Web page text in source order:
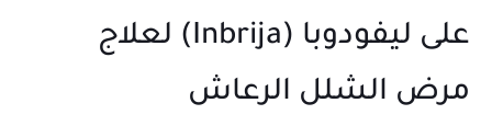
على ليفودوبا (Inbrija) لعلاج
مرض الشلل الرعاش